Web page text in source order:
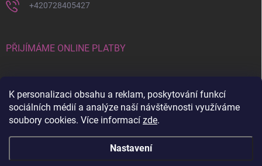
K personalizaci obsahu a reklam, poskytování funkcí
sociálních médií a analýze naší návštěvnosti využíváme
soubory cookies. Více informací zde.
Nastavení
+420728405427
PŘIJÍMÁME ONLINE PLATBY
Stav objednávky a vrácení zboží